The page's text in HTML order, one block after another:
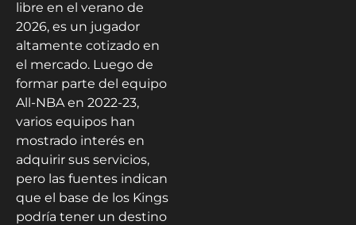
libre en el verano de
2026, es un jugador
altamente cotizado en
el mercado. Luego de
formar parte del equipo
All-NBA en 2022-23,
varios equipos han
mostrado interés en
adquirir sus servicios,
pero las fuentes indican
que el base de los Kings
podría tener un destino